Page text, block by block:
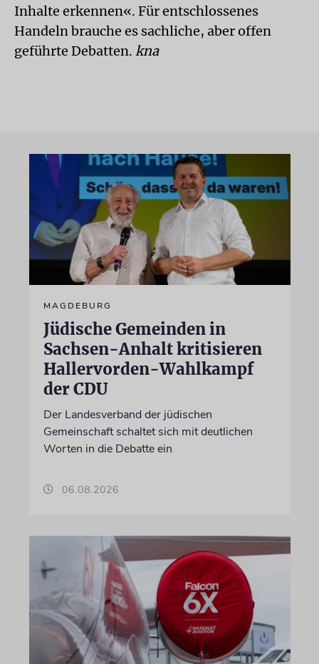
Inhalte erkennen«. Für entschlossenes
Handeln brauche es sachliche, aber offen
geführte Debatten. kna
MAGDEBURG
Jüdische Gemeinden in
Sachsen-Anhalt kritisieren
Hallervorden-Wahlkampf
der CDU
Der Landesverband der jüdischen
Gemeinschaft schaltet sich mit deutlichen
Worten in die Debatte ein
06.08.2026